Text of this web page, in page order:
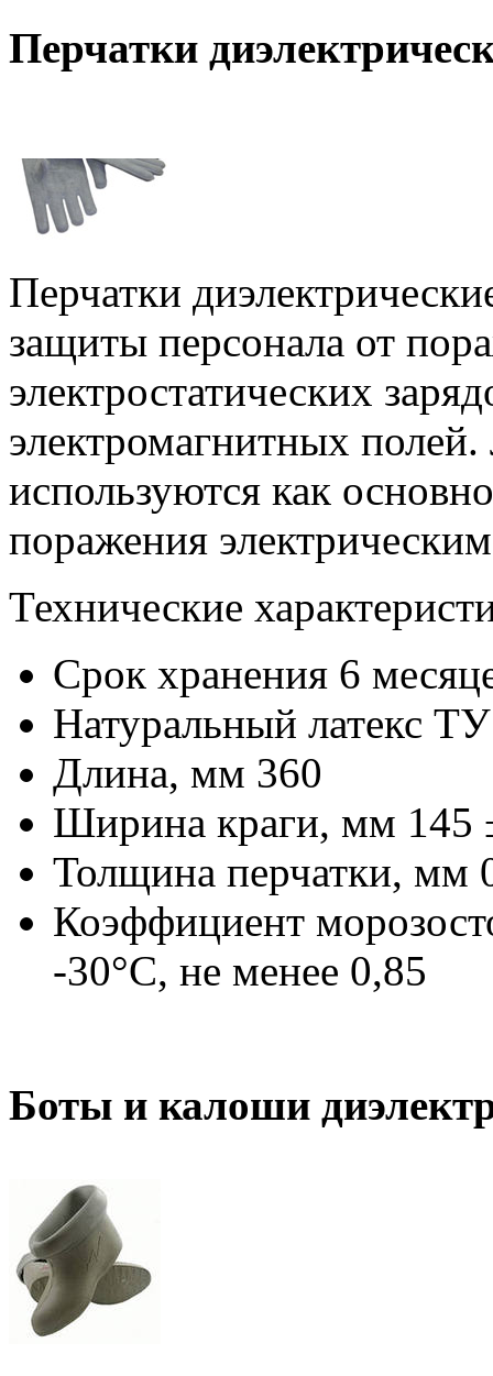
Перчатки
Перчатки
защиты персонала от
электростатических
электромагнитных
используются как
поражения
Технические
Срок хранения 6
Натуральный латекс
Длина, мм 360
Ширина краги, мм 145
Толщина перчатки, мм
Коэффициент
-30°С, не менее 0,85
Боты и калоши